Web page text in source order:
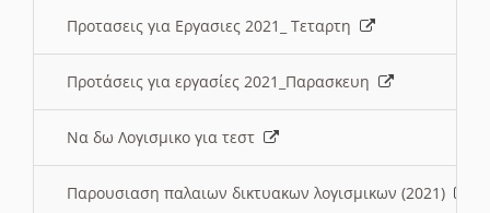
Προτασεις για Εργασιες 2021_ Τεταρτη
Προτάσεις για εργασίες 2021_Παρασκευη
Να δω Λογισμικο για τεστ
Παρουσιαση παλαιων δικτυακων λογισμικων (2021)